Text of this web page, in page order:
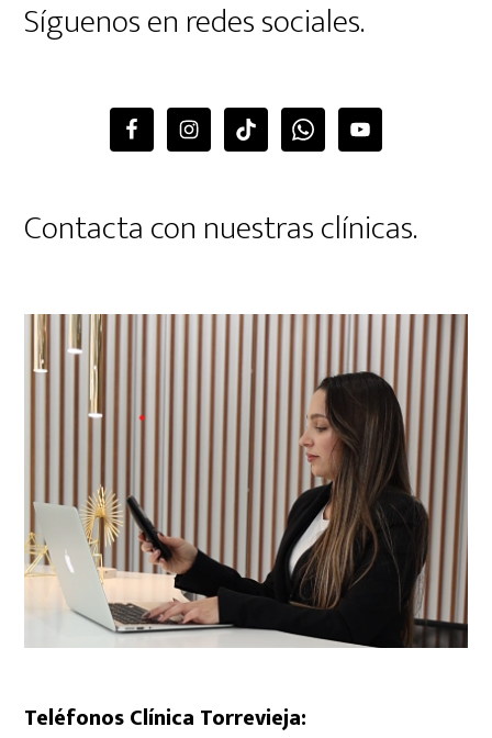
Síguenos en redes sociales.
Contacta con nuestras clínicas.
Teléfonos Clínica Torrevieja: